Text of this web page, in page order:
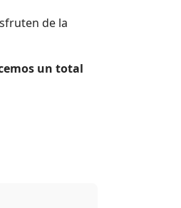
de la
un total